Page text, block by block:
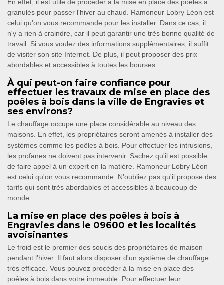
En effet, il est utile de procéder à la mise en place des poêles à
granulés pour passer l'hiver au chaud. Ramoneur Lobry Léon est
celui qu'on vous recommande pour les installer. Dans ce cas, il
n'y a rien à craindre, car il peut garantir une très bonne qualité de
travail. Si vous voulez des informations supplémentaires, il suffit
de visiter son site Internet. De plus, il peut proposer des prix
abordables et accessibles à toutes les bourses.
À qui peut-on faire confiance pour
effectuer les travaux de mise en place des
poêles à bois dans la ville de Engravies et
ses environs?
Le chauffage occupe une place considérable au niveau des
maisons. En effet, les propriétaires seront amenés à installer des
systèmes comme les poêles à bois. Pour effectuer les intrusions,
les profanes ne doivent pas intervenir. Sachez qu'il est possible
de faire appel à un expert en la matière. Ramoneur Lobry Léon
est celui qu'on vous recommande. N'oubliez pas qu'il propose des
tarifs qui sont très abordables et accessibles à beaucoup de
monde.
La mise en place des poêles à bois à
Engravies dans le 09600 et les localités
avoisinantes
Le froid est le premier des soucis des propriétaires de maison
pendant l'hiver. Il faut alors disposer d'un système de chauffage
très efficace. Vous pouvez procéder à la mise en place des
poêles à bois dans votre immeuble. Pour effectuer leur